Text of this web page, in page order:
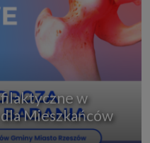
w
Mieszkańców